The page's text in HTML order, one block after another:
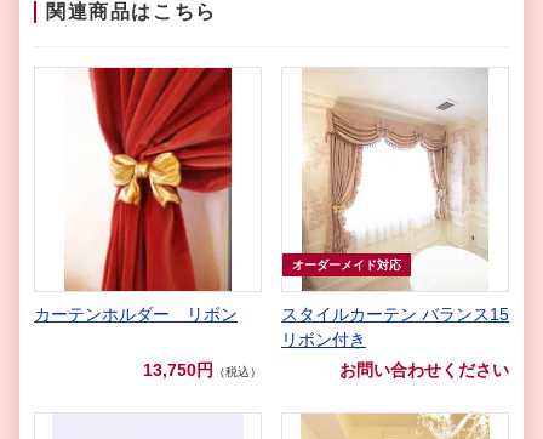
関連商品はこちら
カーテンホルダー リボン
13,750円 （税込）
オーダーメイド対応
スタイルカーテン バランス15
リボン付き
お問い合わせください